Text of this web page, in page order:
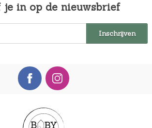
je in op de nieuwsbrief